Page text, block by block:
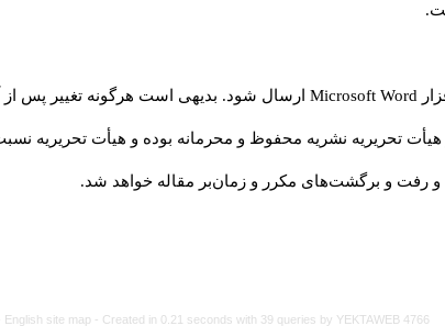
Microsoft Word ارسال شود. بدیهی است هرگونه تغییر پس از
تحریریه نشریه محفوظ و محرمانه بوده و هیأت تحریریه
رفت و برگشت‌‌های مکرر و زمان‌بر مقاله خواهد شد.
English site map - Created in 0.21 seconds with 39 queries by YEKTAWEB 4766